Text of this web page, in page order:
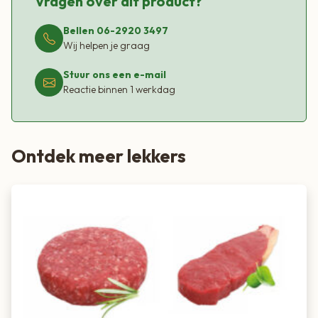
Bellen 06-2920 3497
Wij helpen je graag
Stuur ons een e-mail
Reactie binnen 1 werkdag
Ontdek meer lekkers